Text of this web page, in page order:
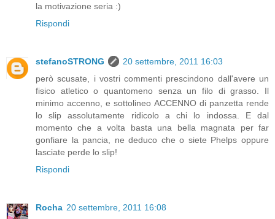
la motivazione seria :)
Rispondi
stefanoSTRONG
20 settembre, 2011 16:03
però scusate, i vostri commenti prescindono dall'avere un
fisico atletico o quantomeno senza un filo di grasso. Il
minimo accenno, e sottolineo ACCENNO di panzetta rende
lo slip assolutamente ridicolo a chi lo indossa. E dal
momento che a volta basta una bella magnata per far
gonfiare la pancia, ne deduco che o siete Phelps oppure
lasciate perde lo slip!
Rispondi
Rocha 20 settembre, 2011 16:08